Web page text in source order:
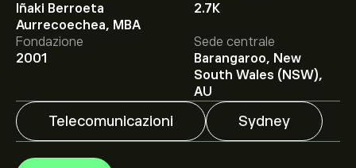
Iñaki Berroeta
Aurrecoechea, MBA
2.7K
Fondazione
2001
Sede centrale
Barangaroo, New
South Wales (NSW),
AU
Telecomunicazioni Sydney
Il target di prezzo medio per le azioni TPG Telecom
su eToro per previsioni
dettagliate degli analisti e obiettivi di prezzo.
Gli analisti offrono previsioni per le azioni TPG Telecom
Limited basate su tendenze di mercato, rapporti